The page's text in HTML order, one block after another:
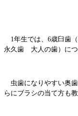
1年生では、6歳臼歯
永久歯 大人の歯）につ
虫歯になりやすい奥
らにブラシの当て方も教